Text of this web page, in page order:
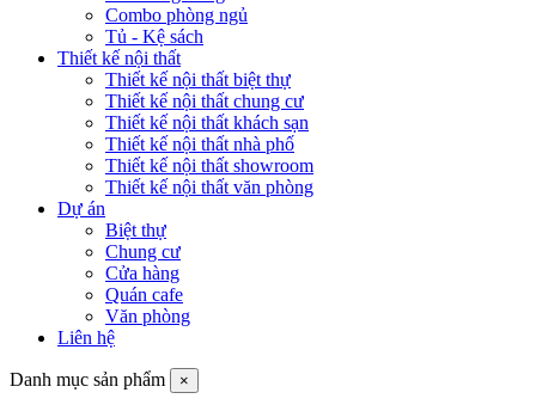
Combo phòng ngủ
Tủ - Kệ sách
Thiết kế nội thất
Thiết kế nội thất biệt thự
Thiết kế nội thất chung cư
Thiết kế nội thất khách sạn
Thiết kế nội thất nhà phố
Thiết kế nội thất showroom
Thiết kế nội thất văn phòng
Dự án
Biệt thự
Chung cư
Cửa hàng
Quán cafe
Văn phòng
Liên hệ
Danh mục sản phẩm ×